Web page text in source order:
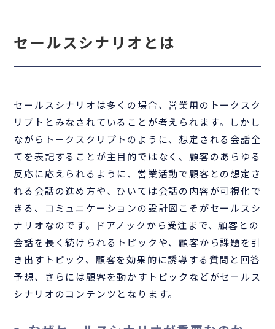
セールスシナリオとは
セールスシナリオは多くの場合、営業用のトークスク
リプトとみなされていることが考えられます。しかし
ながらトークスクリプトのように、想定される会話全
てを表記することが主目的ではなく、顧客のあらゆる
反応に応えられるように、営業活動で顧客との想定さ
れる会話の進め方や、ひいては会話の内容が可視化で
きる、コミュニケーションの設計図こそがセールスシ
ナリオなのです。ドアノックから受注まで、顧客との
会話を長く続けられるトピックや、顧客から課題を引
き出すトピック、顧客を効果的に誘導する質問と回答
予想、さらには顧客を動かすトピックなどがセールス
シナリオのコンテンツとなります。